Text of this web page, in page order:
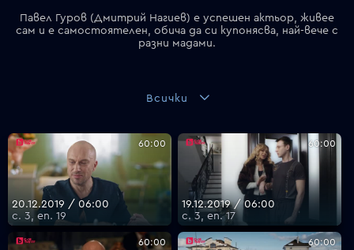
VOYO
Павел Гуров (Дмитрий Нагиев) е успешен актьор, живее
сам и е самостоятелен, обича да си купонясва, най-вече с
разни мадами.
Всички
60:00
20.12.2019 / 06:00
с. 3, еп. 19
60:00
19.12.2019 / 06:00
с. 3, еп. 17
60:00 60:00